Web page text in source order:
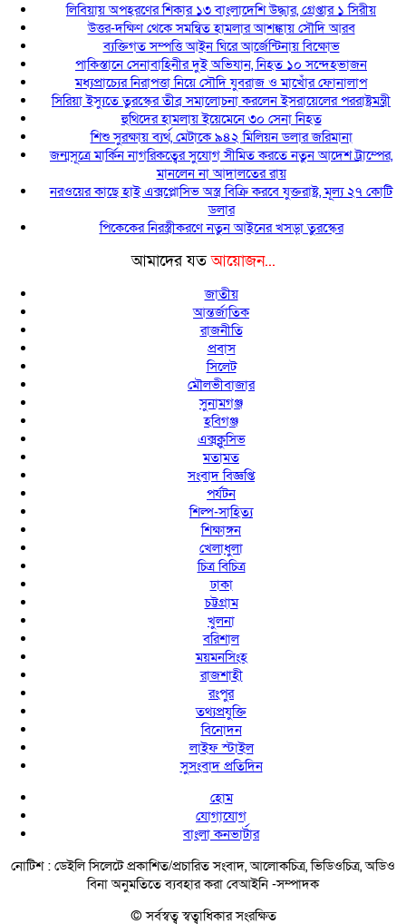
লিবিয়ায় অপহরণের শিকার ১৩ বাংলাদেশি উদ্ধার, গ্রেপ্তার ১ সিরীয়
উত্তর-দক্ষিণ থেকে সমন্বিত হামলার আশঙ্কায় সৌদি আরব
ব্যক্তিগত সম্পত্তি আইন ঘিরে আর্জেন্টিনায় বিক্ষোভ
পাকিস্তানে সেনাবাহিনীর দুই অভিযান, নিহত ১০ সন্দেহভাজন
মধ্যপ্রাচ্যের নিরাপত্তা নিয়ে সৌদি যুবরাজ ও মাখোঁর ফোনালাপ
সিরিয়া ইস্যুতে তুরস্কের তীব্র সমালোচনা করলেন ইসরায়েলের পররাষ্ট্রমন্ত্রী
হুথিদের হামলায় ইয়েমেনে ৩০ সেনা নিহত
শিশু সুরক্ষায় ব্যর্থ, মেটাকে ৯৪২ মিলিয়ন ডলার জরিমানা
জন্মসূত্রে মার্কিন নাগরিকত্বের সুযোগ সীমিত করতে নতুন আদেশ ট্রাম্পের,
মানলেন না আদালতের রায়
নরওয়ের কাছে হাই এক্সপ্লোসিভ অস্ত্র বিক্রি করবে যুক্তরাষ্ট্র, মূল্য ২৭ কোটি
ডলার
পিকেকের নিরস্ত্রীকরণে নতুন আইনের খসড়া তুরস্কের
আমাদের যতআয়োজন...
জাতীয়
আন্তর্জাতিক
রাজনীতি
প্রবাস
সিলেট
মৌলভীবাজার
সুনামগঞ্জ
হবিগঞ্জ
এক্সক্লুসিভ
মতামত
সংবাদ বিজ্ঞপ্তি
পর্যটন
শিল্প-সাহিত্য
শিক্ষাঙ্গন
খেলাধুলা
চিত্র বিচিত্র
ঢাকা
চট্টগ্রাম
খুলনা
বরিশাল
ময়মনসিংহ
রাজশাহী
রংপুর
তথ্যপ্রযুক্তি
বিনোদন
লাইফ স্টাইল
সুসংবাদ প্রতিদিন
হোম
যোগাযোগ
বাংলা কনভার্টার
নোটিশ : ডেইলি সিলেটে প্রকাশিত/প্রচারিত সংবাদ, আলোকচিত্র, ভিডিওচিত্র, অডিও
বিনা অনুমতিতে ব্যবহার করা বেআইনি -সম্পাদক
© সর্বস্বত্ব স্বত্বাধিকার সংরক্ষিত